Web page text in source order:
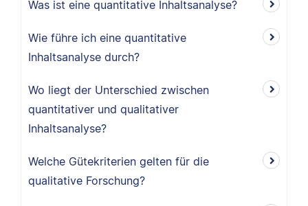
Was ist eine quantitative Inhaltsanalyse?
Wie führe ich eine quantitative
Inhaltsanalyse durch?
Wo liegt der Unterschied zwischen
quantitativer und qualitativer
Inhaltsanalyse?
Welche Gütekriterien gelten für die
qualitative Forschung?